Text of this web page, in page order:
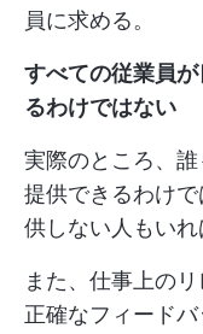
員に求める。
すべての従業員
るわけではない
実際のところ、
提供できるわけ
供しない人もいれ
また、仕事上の
正確なフィード